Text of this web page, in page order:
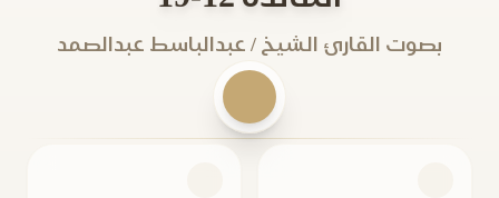
بصوت القارئ الشيخ / عبدالباسط عبدالصمد